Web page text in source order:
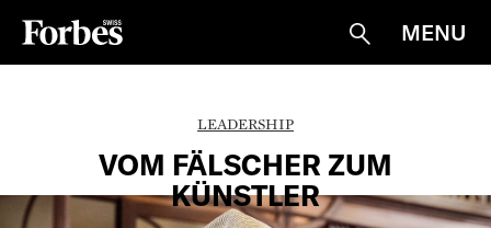
Suche
MENU
LEADERSHIP
VOM FÄLSCHER ZUM
KÜNSTLER